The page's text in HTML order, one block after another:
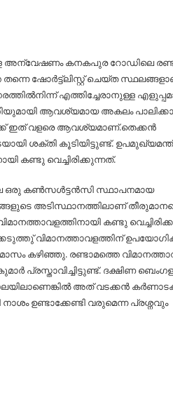
അന്വേഷണം കനകപുര റോഡിലെ
ഷോർട്ട്‌ലിസ്റ്റ് ചെയ്ത
എത്തിച്ചേരാനുള്ള
ആവശ്യമായ അകലം
ഇത് വളരെ ആവശ്യമാണ്.തെക്കൻ
ശക്തി കൂടിയിട്ടുണ്ട്.
കണ്ടു വെച്ചിരിക്കുന്നത്.
ഒരു കണ്‍സള്‍ട്ടൻസി സ്ഥാപനമായ
അടിസ്ഥാനത്തിലാണ്
കണ്ടു
വിമാനത്താവളത്തിന്
കഴിഞ്ഞു. രണ്ടാമത്തെ
പ്രസ്താവിച്ചിട്ടുണ്ട്. ദക്ഷിണ
അത് വടക്കൻ
ഉണ്ടാക്കേണ്ടി വരുമെന്ന പ്രശ്നവും